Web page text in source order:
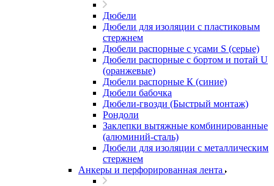
Дюбели
Дюбели для изоляции с пластиковым
стержнем
Дюбели распорные с усами S (серые)
Дюбели распорные c бортом и потай U
(оранжевые)
Дюбели распорные К (синие)
Дюбели бабочка
Дюбели-гвозди (Быстрый монтаж)
Рондоли
Заклепки вытяжные комбинированные
(алюминий-сталь)
Дюбели для изоляции с металлическим
стержнем
Анкеры и перфорированная лента